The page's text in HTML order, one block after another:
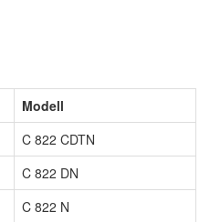
Modell
C 822 CDTN
C 822 DN
C 822 N